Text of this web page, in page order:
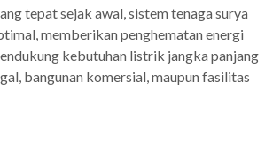
tepat sejak awal, sistem tenaga surya
memberikan penghematan energi
kebutuhan listrik jangka panjang
bangunan komersial, maupun fasilitas